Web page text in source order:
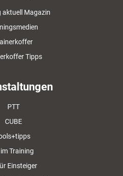
aktuell Magazin
Tipps
PTT
CUBE
Training
Einsteiger